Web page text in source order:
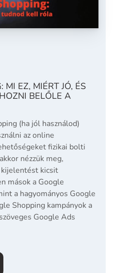
MI EZ, MIÉRT JÓ, ÉS
BELŐLE A
(ha jól használod)
az online
fizikai bolti
nézzük meg,
kicsit
mások a Google
a hagyományos Google
Shopping kampányok a
Google Ads